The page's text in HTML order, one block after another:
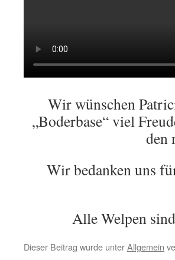
Wir wünschen
„Boderbase“ viel
den
Wir bedanken uns
Alle Welpen
Dieser Beitrag wurde unterAllgemein